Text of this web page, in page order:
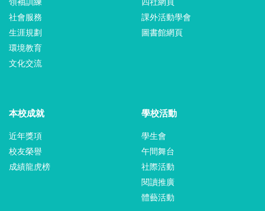
領袖訓練
社會服務
生涯規劃
環境教育
文化交流
四社網頁
課外活動學會
圖書館網頁
本校成就
近年獎項
校友榮譽
成績龍虎榜
學校活動
學生會
午間舞台
社際活動
閱讀推廣
體藝活動